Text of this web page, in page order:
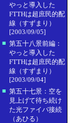
やっと導入した
FTTHは超庶民的配
線（すずまり）
[2003/09/05]
■ 第五十八景前編：
やっと導入した
FTTHは超庶民的配
線（すずまり）
[2003/09/04]
■ 第五十七景：空を
見上げて待ち続け
た光ファイバ接続
（あひる）